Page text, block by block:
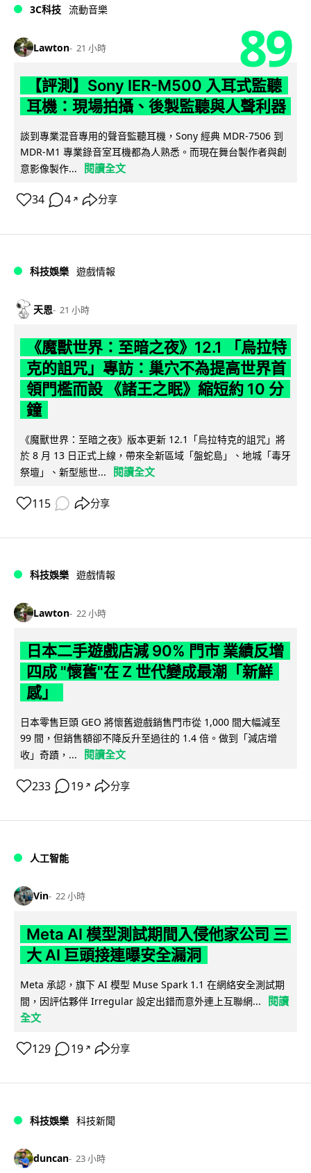
3C科技 流動音樂
Lawton 21 小時 89
【評測】Sony IER-M500 入耳式監聽
耳機：現場拍攝、後製監聽與人聲利器
談到專業混音專用的聲音監聽耳機，Sony 經典 MDR-7506 到
MDR-M1 專業錄音室耳機都為人熟悉。而現在舞台製作者與創
意影像製作...
閱讀全文
34 4 ↗ 分享
科技娛樂 遊戲情報
天恩 21 小時
《魔獸世界：至暗之夜》12.1 「烏拉特
克的詛咒」專訪：巢穴不為提高世界首
領門檻而設 《諸王之眠》縮短約 10 分
鐘
《魔獸世界：至暗之夜》版本更新 12.1「烏拉特克的詛咒」將
於 8 月 13 日正式上線，帶來全新區域「盤蛇島」、地城「毒牙
祭壇」、新型態世...
閱讀全文
115 分享
科技娛樂 遊戲情報
Lawton 22 小時
日本二手遊戲店減 90% 門市 業績反增
四成 "懷舊"在 Z 世代變成最潮「新鮮
感」
日本零售巨頭 GEO 將懷舊遊戲銷售門市從 1,000 間大幅減至
99 間，但銷售額卻不降反升至過往的 1.4 倍。做到「減店增
收」奇蹟，...
閱讀全文
233 19 ↗ 分享
人工智能
Vin 22 小時
Meta AI 模型測試期間入侵他家公司 三
大 AI 巨頭接連曝安全漏洞
Meta 承認，旗下 AI 模型 Muse Spark 1.1 在網絡安全測試期
間，因評估夥伴 Irregular 設定出錯而意外連上互聯網...
閱讀
全文
129 19 ↗ 分享
科技娛樂 科技新聞
duncan 23 小時